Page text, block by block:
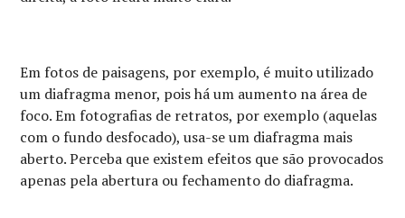
Em fotos de paisagens, por exemplo, é muito utilizado
um diafragma menor, pois há um aumento na área de
foco. Em fotografias de retratos, por exemplo (aquelas
com o fundo desfocado), usa-se um diafragma mais
aberto. Perceba que existem efeitos que são provocados
apenas pela abertura ou fechamento do diafragma.